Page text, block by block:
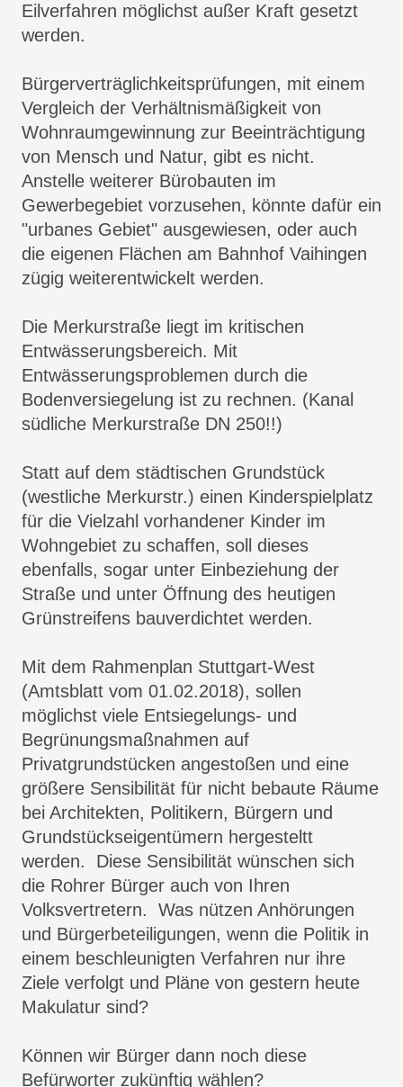
Eilverfahren möglichst außer Kraft gesetzt
werden.
Bürgerverträglichkeitsprüfungen, mit einem
Vergleich der Verhältnismäßigkeit von
Wohnraumgewinnung zur Beeinträchtigung
von Mensch und Natur, gibt es nicht.
Anstelle weiterer Bürobauten im
Gewerbegebiet vorzusehen, könnte dafür ein
"urbanes Gebiet" ausgewiesen, oder auch
die eigenen Flächen am Bahnhof Vaihingen
zügig weiterentwickelt werden.
Die Merkurstraße liegt im kritischen
Entwässerungsbereich. Mit
Entwässerungsproblemen durch die
Bodenversiegelung ist zu rechnen. (Kanal
südliche Merkurstraße DN 250!!)
Statt auf dem städtischen Grundstück
(westliche Merkurstr.) einen Kinderspielplatz
für die Vielzahl vorhandener Kinder im
Wohngebiet zu schaffen, soll dieses
ebenfalls, sogar unter Einbeziehung der
Straße und unter Öffnung des heutigen
Grünstreifens bauverdichtet werden.
Mit dem Rahmenplan Stuttgart-West
(Amtsblatt vom 01.02.2018), sollen
möglichst viele Entsiegelungs- und
Begrünungsmaßnahmen auf
Privatgrundstücken angestoßen und eine
größere Sensibilität für nicht bebaute Räume
bei Architekten, Politikern, Bürgern und
Grundstückseigentümern hergesteltt
werden. Diese Sensibilität wünschen sich
die Rohrer Bürger auch von Ihren
Volksvertretern. Was nützen Anhörungen
und Bürgerbeteiligungen, wenn die Politik in
einem beschleunigten Verfahren nur ihre
Ziele verfolgt und Pläne von gestern heute
Makulatur sind?
Können wir Bürger dann noch diese
Befürworter zukünftig wählen?